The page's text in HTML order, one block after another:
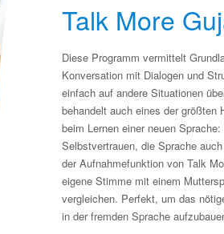
Talk More
Diese Programm vermittelt
Konversation mit Dialogen und
einfach auf andere Situationen
behandelt auch eines der größten
beim Lernen einer neuen Sprache:
Selbstvertrauen, die Sprache
der Aufnahmefunktion von Talk
eigene Stimme mit einem
vergleichen. Perfekt, um das
in der fremden Sprache